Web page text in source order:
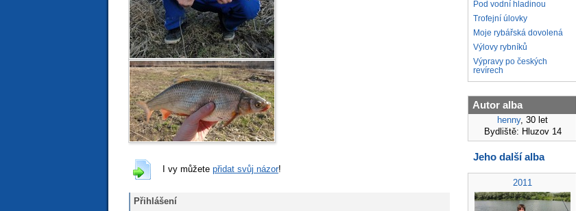
I vy můžete přidat svůj názor!
Přihlášení
Pod vodní hladinou
Trofejní úlovky
Moje rybářská dovolená
Výlovy rybníků
Výpravy po českých
revírech
Autor alba
henny, 30 let
Bydliště: Hluzov 14
Jeho další alba
2011